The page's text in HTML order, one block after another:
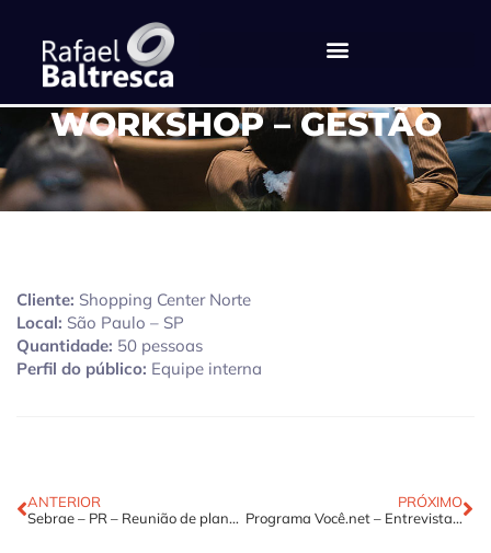
WORKSHOP – GESTÃO
Cliente: Shopping Center Norte
Local: São Paulo – SP
Quantidade: 50 pessoas
Perfil do público: Equipe interna
ANTERIOR
Sebrae – PR – Reunião de planejamento estratégico 2009
PRÓXIMO
Programa Você.net – Entrevista de Rafael Baltresca no programa Você.net